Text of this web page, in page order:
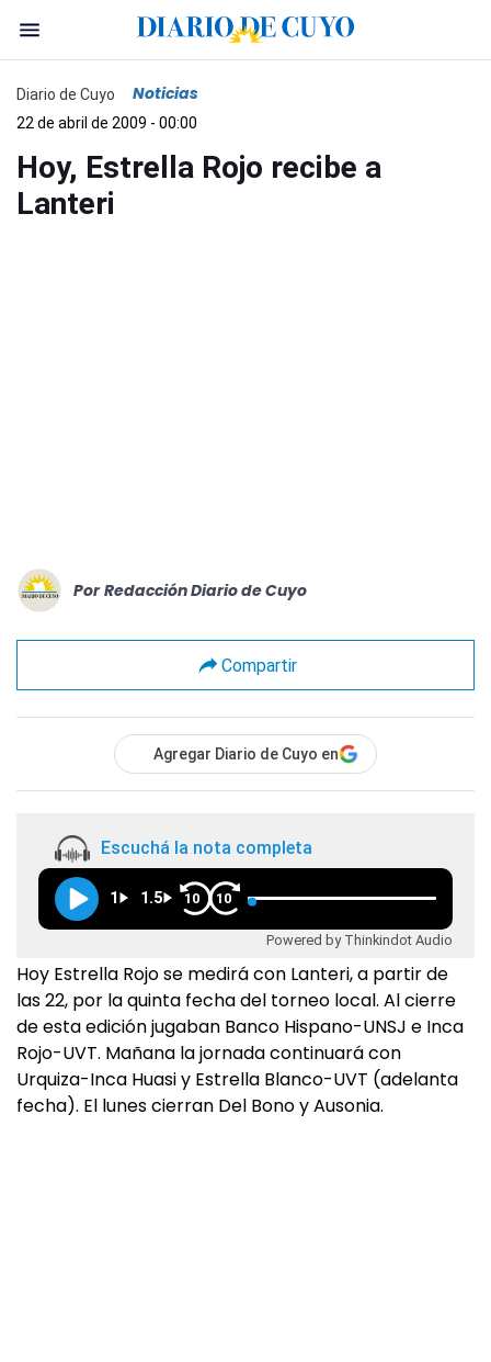
Diario de Cuyo Noticias
22 de abril de 2009 - 00:00
Hoy, Estrella Rojo recibe a
Lanteri
Por Redacción Diario de Cuyo
Compartir
Agregar Diario de Cuyo en
Escuchá la nota completa
1 1.5 10 10
Powered by Thinkindot Audio
Hoy Estrella Rojo se medirá con Lanteri, a partir de
las 22, por la quinta fecha del torneo local. Al cierre
de esta edición jugaban Banco Hispano-UNSJ e Inca
Rojo-UVT. Mañana la jornada continuará con
Urquiza-Inca Huasi y Estrella Blanco-UVT (adelanta
fecha). El lunes cierran Del Bono y Ausonia.